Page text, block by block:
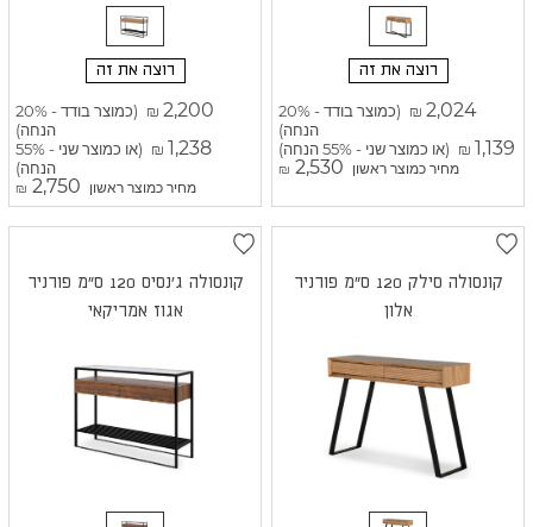
רוצה את זה
₪ 2,024
(כמוצר בודד - 20%
הנחה)
₪ 1,139 (או כמוצר שני - 55% הנחה)
מחיר כמוצר ראשון ₪ 2,530
רוצה את זה
₪ 2,200
(כמוצר בודד - 20%
הנחה)
₪ 1,238
(או כמוצר שני - 55%
הנחה)
מחיר כמוצר ראשון ₪ 2,750
קונסולה סילק 120 ס"מ פורניר
אלון
קונסולה ג'נסיס 120 ס"מ פורניר
אגוז אמריקאי